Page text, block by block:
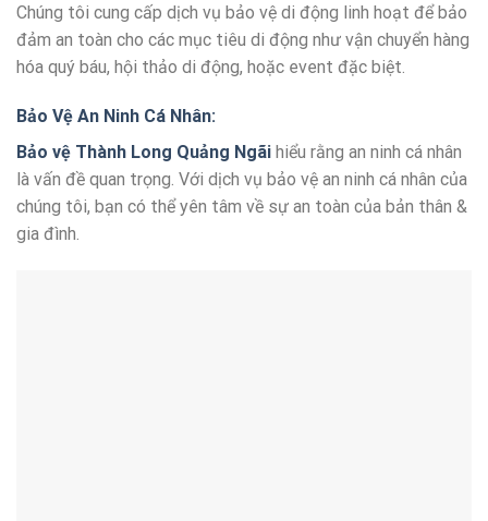
Chúng tôi cung cấp dịch vụ bảo vệ di động linh hoạt để bảo
đảm an toàn cho các mục tiêu di động như vận chuyển hàng
hóa quý báu, hội thảo di động, hoặc event đặc biệt.
Bảo Vệ An Ninh Cá Nhân:
Bảo vệ Thành Long Quảng Ngãi hiểu rằng an ninh cá nhân
là vấn đề quan trọng. Với dịch vụ bảo vệ an ninh cá nhân của
chúng tôi, bạn có thể yên tâm về sự an toàn của bản thân &
gia đình.